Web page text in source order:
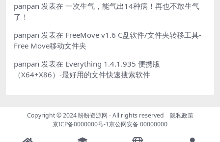
panpan 发表在 一次生气，能气出14种病！再也不敢生气
了！
panpan 发表在 FreeMove v1.6 C盘软件/文件夹转移工具-
Free Move移动文件夹
panpan 发表在 Everything 1.4.1.935 便携版
（X64+X86）-最好用的文件快速搜索软件
Copyright © 2024盼盼资源网 - All rights reserved 隐私政策
京ICP备0000000号-1京公网安备 00000000